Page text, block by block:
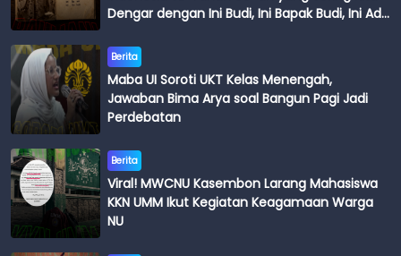
Dengar dengan Ini Budi, Ini Bapak Budi, Ini Adik
Berita
Maba UI Soroti UKT Kelas Menengah,
Jawaban Bima Arya soal Bangun Pagi Jadi
Perdebatan
Berita
Viral! MWCNU Kasembon Larang Mahasiswa
KKN UMM Ikut Kegiatan Keagamaan Warga
NU